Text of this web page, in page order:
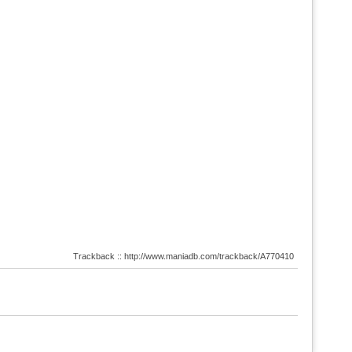
Trackback :: http://www.maniadb.com/trackback/A770410